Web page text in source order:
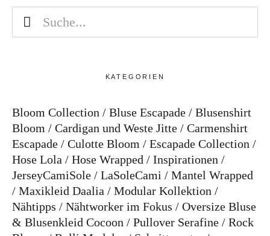
KATEGORIEN
Bloom Collection Bluse Escapade
Blusenshirt
Bloom
Cardigan und Weste Jitte
Carmenshirt
Escapade
Culotte Bloom
Escapade Collection
Hose Lola
Hose Wrapped
Inspirationen
JerseyCamiSole
LaSoleCami
Mantel Wrapped
Maxikleid Daalia
Modular Kollektion
Nähtipps
Nähtworker im Fokus
Oversize Bluse
& Blusenkleid Cocoon
Pullover Serafine
Rock